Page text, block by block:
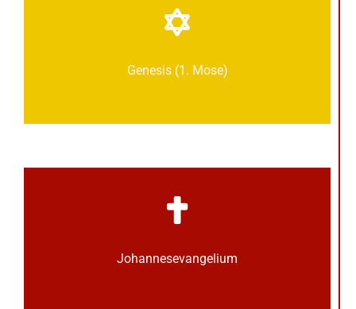
Genesis (1. Mose)
Johannes­­evangelium